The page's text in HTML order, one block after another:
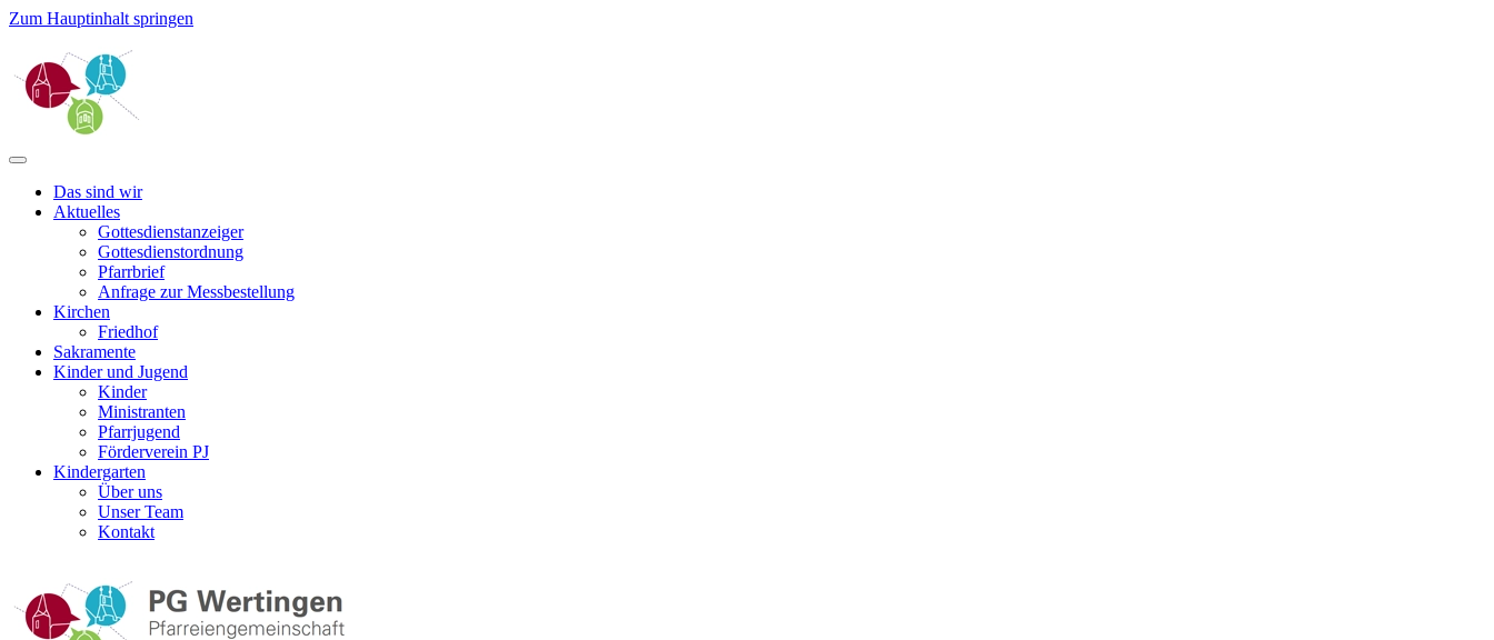
Zum Hauptinhalt springen
Das sind wir
Aktuelles
Gottesdienstanzeiger
Gottesdienstordnung
Pfarrbrief
Anfrage zur Messbestellung
Kirchen
Friedhof
Sakramente
Kinder und Jugend
Kinder
Ministranten
Pfarrjugend
Förderverein PJ
Kindergarten
Über uns
Unser Team
Kontakt